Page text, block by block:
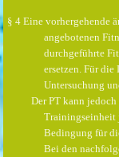
§ 4 Eine vorhergehende
angebotenen
durchgeführte
ersetzen. Für
Untersuchung
Der PT kann jedoch
Trainingseinheit
Bedingung für
Bei den